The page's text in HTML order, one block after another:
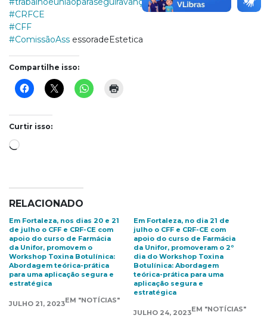
#CRFCE
#CFF
#ComissãoAss essoradeEstetica
Compartilhe isso:
Curtir isso:
Carregando...
RELACIONADO
Em Fortaleza, nos dias 20 e 21
de julho o CFF e CRF-CE com
apoio do curso de Farmácia
da Unifor, promovem o
Workshop Toxina Botulínica:
Abordagem teórica-prática
para uma aplicação segura e
estratégica
JULHO 21, 2023EM "NOTÍCIAS"
Em Fortaleza, no dia 21 de
julho o CFF e CRF-CE com
apoio do curso de Farmácia
da Unifor, promoveram o 2º
dia do Workshop Toxina
Botulínica: Abordagem
teórica-prática para uma
aplicação segura e
estratégica
JULHO 24, 2023EM "NOTÍCIAS"